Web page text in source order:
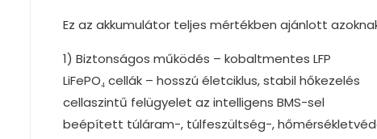
Ez az akkumulátor teljes mértékben ajánlott
1) Biztonságos működés – kobaltmentes LFP
LiFePO₄ cellák – hosszú életciklus, stabil hőkezelés
cellaszintű felügyelet az intelligens BMS-sel
beépített túláram-, túlfeszültség-,